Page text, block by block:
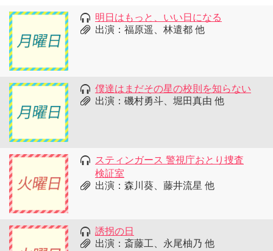
明日はもっと、いい日になる
出演：福原遥、林遣都 他
僕達はまだその星の校則を知らない
出演：磯村勇斗、堀田真由 他
スティンガース 警視庁おとり捜査
検証室
出演：森川葵、藤井流星 他
誘拐の日
出演：斎藤工、永尾柚乃 他